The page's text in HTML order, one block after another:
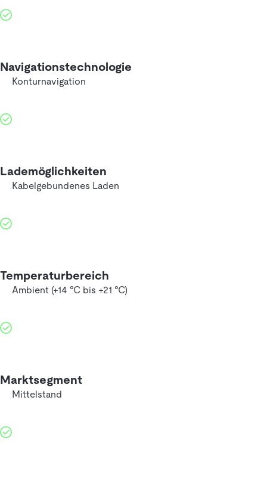
Navigationstechnologie
Konturnavigation
Lademöglichkeiten
Kabelgebundenes Laden
Temperaturbereich
Ambient (+14 °C bis +21 °C)
Marktsegment
Mittelstand